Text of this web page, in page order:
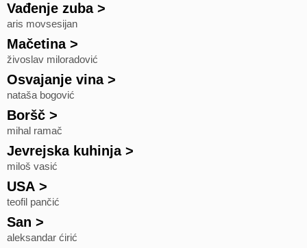
Vađenje zuba>
aris movsesijan
Mačetina>
živoslav miloradović
Osvajanje vina>
nataša bogović
Boršč >
mihal ramač
Jevrejska kuhinja>
miloš vasić
USA >
teofil pančić
San >
aleksandar ćirić